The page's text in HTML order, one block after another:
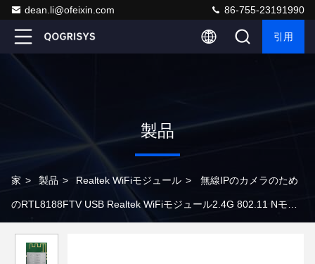
dean.li@ofeixin.com 86-755-23191990
引用
製品
家 > 製品 > Realtek WiFiモジュール > 無線IPのカメラのため
のRTL8188FTV USB Realtek WiFiモジュール2.4G 802.11 Nモジ